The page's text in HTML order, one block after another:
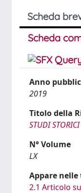
Scheda
Scheda
Anno
2019
Titolo della
STUDI STORICI
N° Volume
LX
Appare
2.1 Articolo